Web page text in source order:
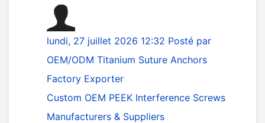
lundi, 27 juillet 2026 12:32 Posté par
OEM/ODM Titanium Suture Anchors
Factory Exporter
Custom OEM PEEK Interference Screws
Manufacturers & Suppliers